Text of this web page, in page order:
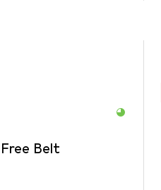
Free Belt